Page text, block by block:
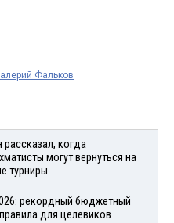
Фальков
рассказал, когда
могут вернуться на
турниры
рекордный бюджетный
для целевиков